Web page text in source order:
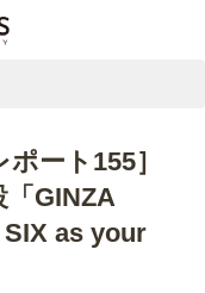
ート155］
GINZA
SIX as your